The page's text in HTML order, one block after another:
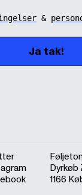
&
Ja tak!
Dyrkøb
1166